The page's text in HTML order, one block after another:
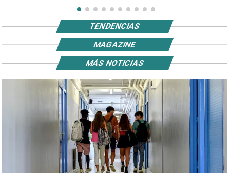
TENDENCIAS
MAGAZINE
MÁS NOTICIAS